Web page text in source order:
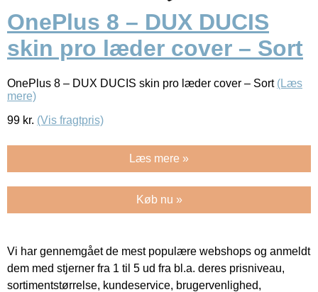
OnePlus 8 – DUX DUCIS
skin pro læder cover – Sort
OnePlus 8 – DUX DUCIS skin pro læder cover – Sort (Læs
mere)
99 kr. (Vis fragtpris)
Læs mere »
Køb nu »
Vi har gennemgået de mest populære webshops og anmeldt
dem med stjerner fra 1 til 5 ud fra bl.a. deres prisniveau,
sortimentstørrelse, kundeservice, brugervenlighed,